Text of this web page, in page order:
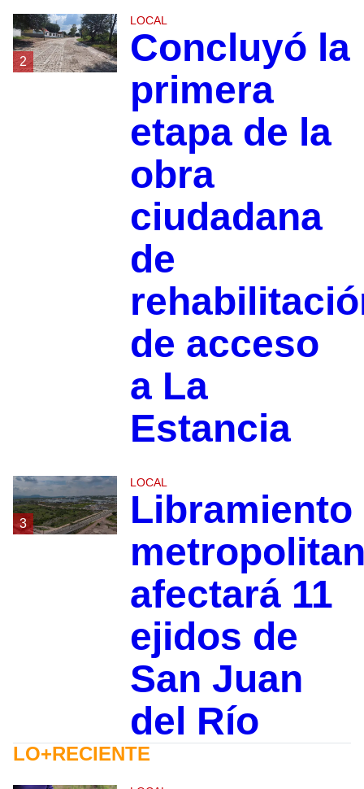
2
LOCAL
Concluyó la
primera
etapa de la
obra
ciudadana
de
de acceso
a La
Estancia
3
LOCAL
Libramiento
afectará 11
ejidos de
San Juan
del Río
LO+RECIENTE